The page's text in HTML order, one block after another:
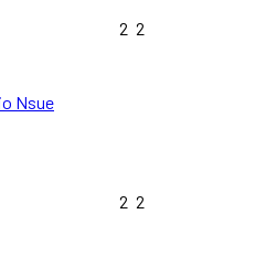
Nsue
2 2
2 2